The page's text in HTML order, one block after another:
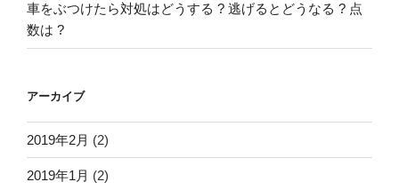
車をぶつけたら対処はどうする ? 逃げるとどうなる ? 点
数は ?
アーカイブ
2019年2月 (2)
2019年1月 (2)